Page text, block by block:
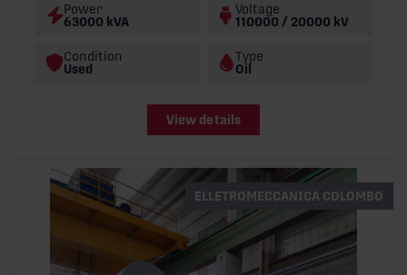
Power
63000 kVA
Voltage
110000 / 20000 kV
Condition
Used
Type
Oil
View details
ELLETROMECCANICA COLOMBO